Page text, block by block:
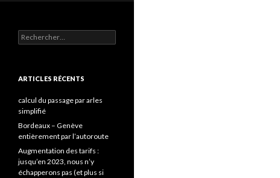
Rechercher :
ARTICLES RÉCENTS
calcul du passage par arles
simplifié
Bordeaux – Genève
entièrement par l’autoroute
Augmentation des tarifs :
jusqu’en 2023, nous n’y
échapperons pas (et plus si